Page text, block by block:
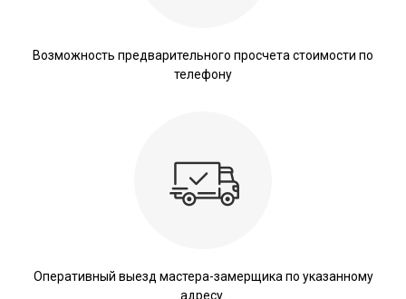
Возможность предварительного просчета стоимости по
телефону
Оперативный выезд мастера-замерщика по указанному
адресу.